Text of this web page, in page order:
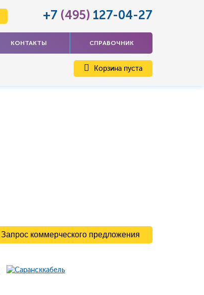
+7 (495) 127-04-27
КОНТАКТЫ СПРАВОЧНИК
Корзина пуста
Запрос коммерческого предложения